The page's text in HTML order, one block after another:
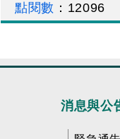
點閱數 ： 12096
消息與公